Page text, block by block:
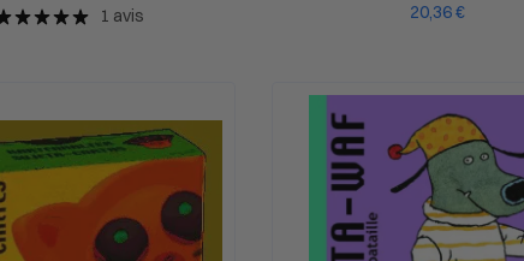
1 avis
20,36€